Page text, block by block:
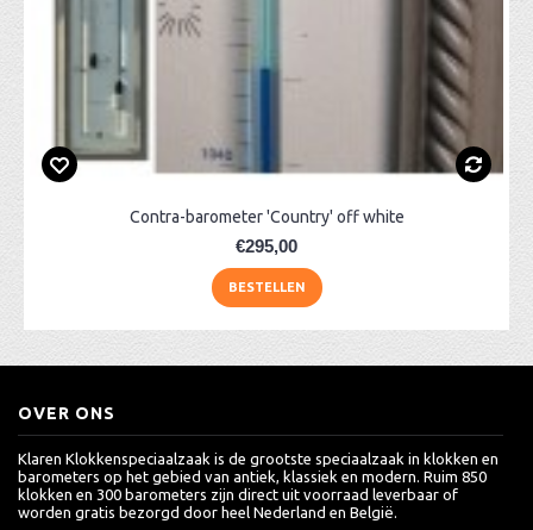
Contra-barometer 'Country' off white
€295,00
BESTELLEN
OVER ONS
Klaren Klokkenspeciaalzaak is de grootste speciaalzaak in klokken en
barometers op het gebied van antiek, klassiek en modern. Ruim 850
klokken en 300 barometers zijn direct uit voorraad leverbaar of
worden gratis bezorgd door heel Nederland en België.